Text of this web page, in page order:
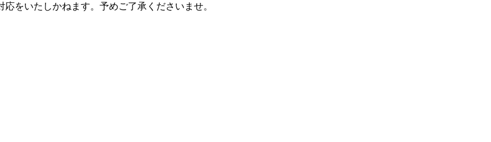
をいたしかねます。予めご了承くださいませ。